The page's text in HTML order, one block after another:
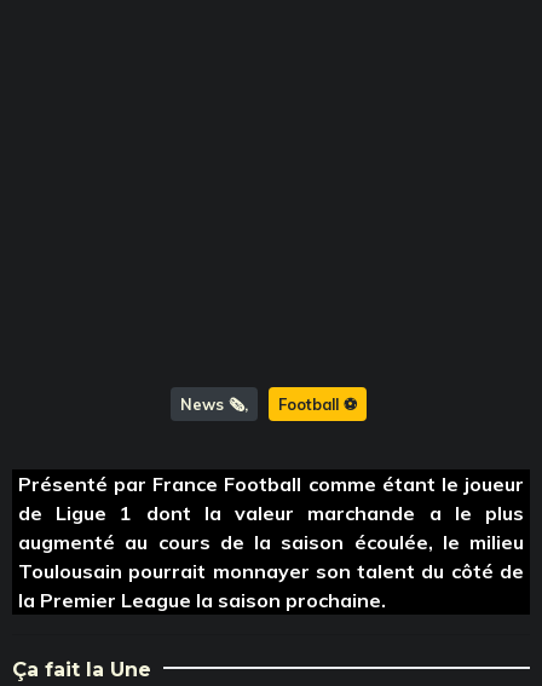
News 🗞️ Football ⚽️
Présenté par France Football comme étant le joueur
de Ligue 1 dont la valeur marchande a le plus
augmenté au cours de la saison écoulée, le milieu
Toulousain pourrait monnayer son talent du côté de
la Premier League la saison prochaine.
Ça fait la Une